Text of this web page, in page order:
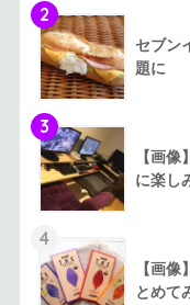
2
セブン
題に
3
【画
に楽し
4
【画
とめて